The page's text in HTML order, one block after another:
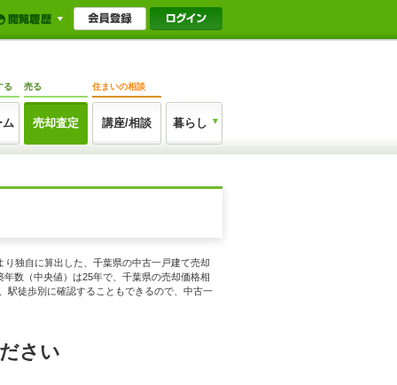
る
ム
売る
売却査定
住まいの相談
講座/相談 暮らし
独自に算出した、千葉県の中古一戸建て売却
数（中央値）は25年で、千葉県の売却価格相
駅徒歩別に確認することもできるので、中古一
さい